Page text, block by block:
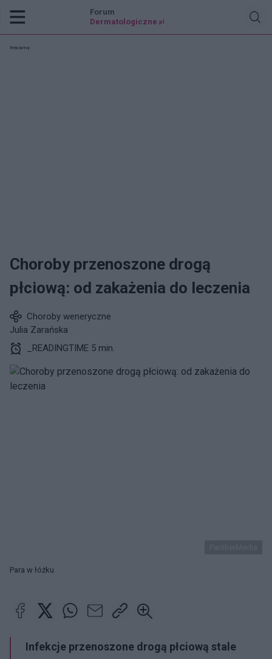
Forum
Dermatologiczne .pl
Reklama:
Choroby przenoszone drogą
płciową: od zakażenia do leczenia
Choroby weneryczne
Julia Zarańska
_READINGTIME 5 min.
Para w łóżku
Infekcje przenoszone drogą płciową stale